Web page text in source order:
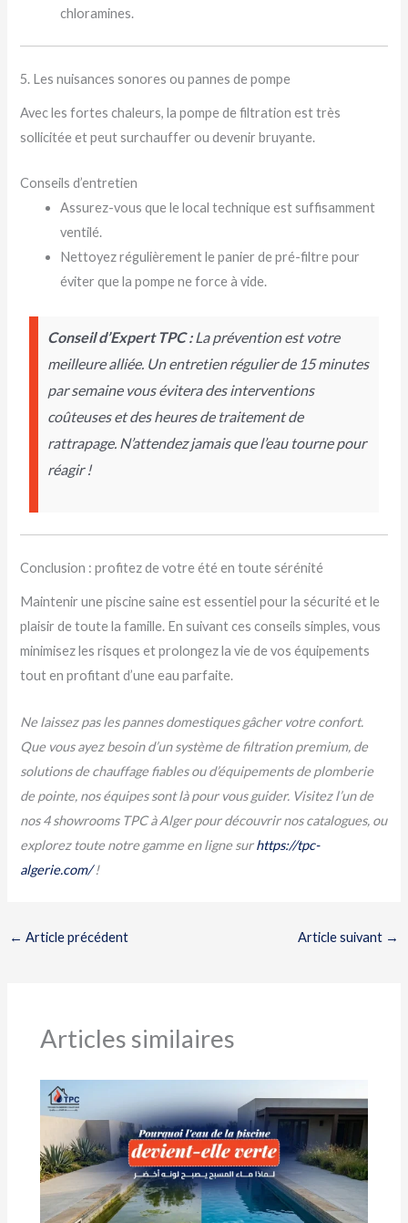
chloramines.
5. Les nuisances sonores ou pannes de pompe
Avec les fortes chaleurs, la pompe de filtration est très
sollicitée et peut surchauffer ou devenir bruyante.
Conseils d’entretien
Assurez-vous que le local technique est suffisamment
ventilé.
Nettoyez régulièrement le panier de pré-filtre pour
éviter que la pompe ne force à vide.
Conseil d’Expert TPC :La prévention est votre
meilleure alliée. Un entretien régulier de 15 minutes
par semaine vous évitera des interventions
coûteuses et des heures de traitement de
rattrapage. N’attendez jamais que l’eau tourne pour
réagir !
Conclusion : profitez de votre été en toute sérénité
Maintenir une piscine saine est essentiel pour la sécurité et le
plaisir de toute la famille. En suivant ces conseils simples, vous
minimisez les risques et prolongez la vie de vos équipements
tout en profitant d’une eau parfaite.
Ne laissez pas les pannes domestiques gâcher votre confort.
Que vous ayez besoin d’un système de filtration premium, de
solutions de chauffage fiables ou d’équipements de plomberie
de pointe, nos équipes sont là pour vous guider. Visitez l’un de
nos 4 showrooms TPC à Alger pour découvrir nos catalogues, ou
explorez toute notre gamme en ligne surhttps://tpc-
algerie.com/!
← Article précédent Article suivant →
Articles similaires